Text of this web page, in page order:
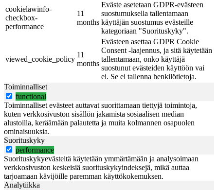
cookielawinfo-
checkbox-
performance
11
months
Eväste asetetaan GDPR-evästeen
suostumuksella tallentamaan
käyttäjän suostumus evästeille
kategoriaan "Suorituskyky".
viewed_cookie_policy
11
months
Evästeen asettaa GDPR Cookie
Consent -laajennus, ja sitä käytetään
tallentamaan, onko käyttäjä
suostunut evästeiden käyttöön vai
ei. Se ei tallenna henkilötietoja.
Toiminnalliset
functional
Toiminnalliset evästeet auttavat suorittamaan tiettyjä toimintoja,
kuten verkkosivuston sisällön jakamista sosiaalisen median
alustoilla, keräämään palautetta ja muita kolmannen osapuolen
ominaisuuksia.
Suorituskyky
performance
Suorituskykyevästeitä käytetään ymmärtämään ja analysoimaan
verkkosivuston keskeisiä suorituskykyindeksejä, mikä auttaa
tarjoamaan kävijöille paremman käyttökokemuksen.
Analytiikka